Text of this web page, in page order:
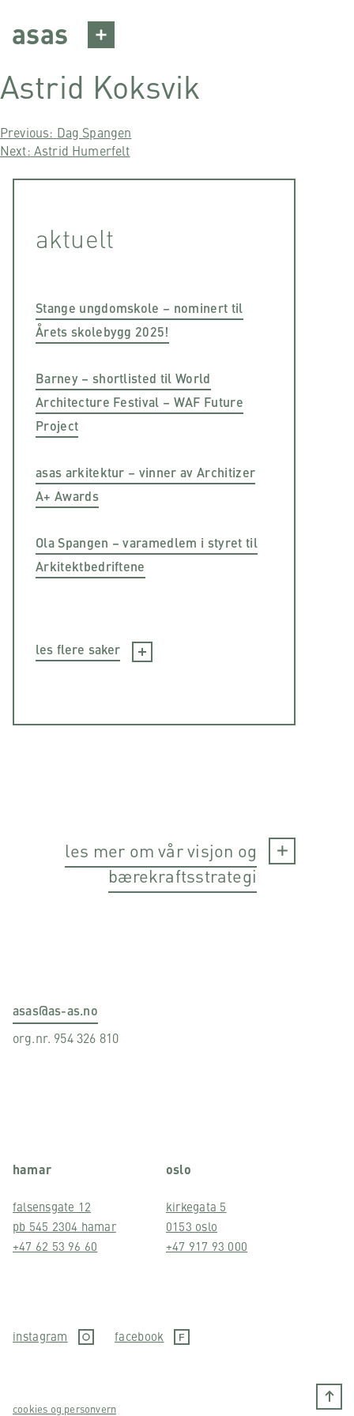
content
asas
Astrid Koksvik
Post
navigation
Previous: Dag Spangen
Next: Astrid Humerfelt
aktuelt
Stange ungdomskole – nominert til
Årets skolebygg 2025!
Barney – shortlisted til World
Architecture Festival – WAF Future
Project
asas arkitektur – vinner av Architizer
A+ Awards
Ola Spangen – varamedlem i styret til
Arkitektbedriftene
les flere saker
les mer om vår visjon og
bærekraftsstrategi
asas@as-as.no
org.nr. 954 326 810
hamar
falsensgate 12
pb 545 2304 hamar
+47 62 53 96 60
oslo
kirkegata 5
0153 oslo
+47 917 93 000
instagram facebook
cookies og personvern